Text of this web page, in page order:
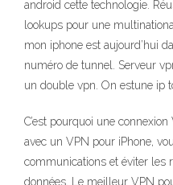
android cette technologie.
lookups pour une
mon iphone est aujourd’hui
numéro de tunnel. Serveur
un double vpn. On estune ip
C’est pourquoi une
avec un VPN pour iPhone,
communications et éviter les
données. Le meilleur VPN